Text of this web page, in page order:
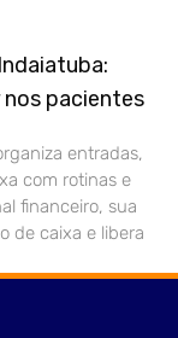
pacientes
entradas,
com rotinas e
financeiro, sua
de caixa e libera